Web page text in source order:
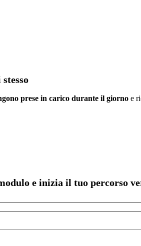
prese in carico durante il giorno e
e inizia il tuo percorso